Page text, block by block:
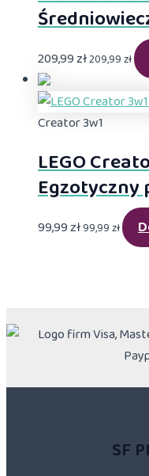
209,99zł209,99zł
Creator 3w1
LEGO
Egzotyczny
99,99zł99,99zł
SF